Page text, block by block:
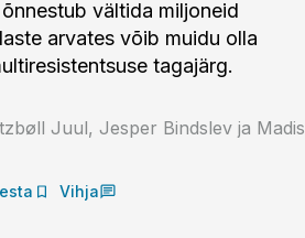
vältida miljoneid
arvates võib muidu olla
tagajärg.
Juul, Jesper Bindslev ja
Vihja